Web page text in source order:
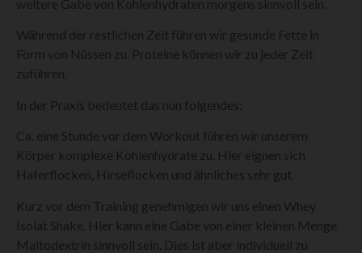
weitere Gabe von Kohlenhydraten morgens sinnvoll sein.
Während der restlichen Zeit führen wir gesunde Fette in
Form von Nüssen zu. Proteine können wir zu jeder Zeit
zuführen.
In der Praxis bedeutet das nun folgendes:
Ca. eine Stunde vor dem Workout führen wir unserem
Körper komplexe Kohlenhydrate zu. Hier eignen sich
Haferflocken, Hirseflocken und ähnliches sehr gut.
Kurz vor dem Training genehmigen wir uns einen Whey
Isolat Shake. Hier kann eine Gabe von einer kleinen Menge
Maltodextrin sinnvoll sein. Dies ist aber individuell zu